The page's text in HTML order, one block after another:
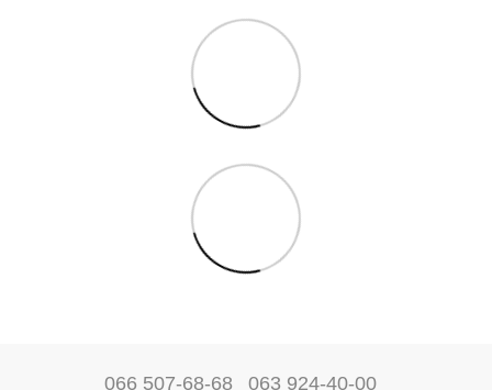
066 507-68-68 063 924-40-00